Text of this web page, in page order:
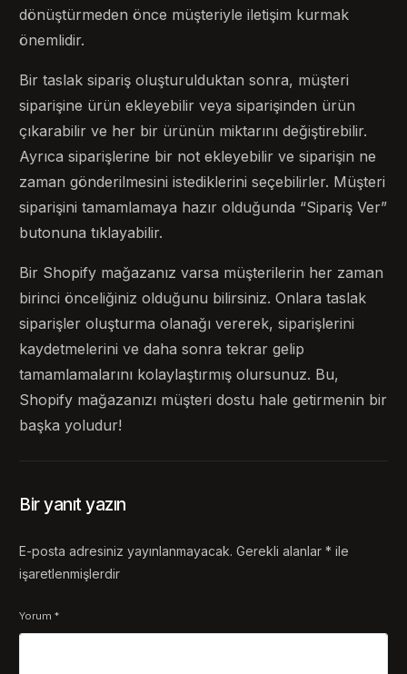
dönüştürmeden önce müşteriyle iletişim kurmak
önemlidir.
Bir taslak sipariş oluşturulduktan sonra, müşteri
siparişine ürün ekleyebilir veya siparişinden ürün
çıkarabilir ve her bir ürünün miktarını değiştirebilir.
Ayrıca siparişlerine bir not ekleyebilir ve siparişin ne
zaman gönderilmesini istediklerini seçebilirler. Müşteri
siparişini tamamlamaya hazır olduğunda “Sipariş Ver”
butonuna tıklayabilir.
Bir Shopify mağazanız varsa müşterilerin her zaman
birinci önceliğiniz olduğunu bilirsiniz. Onlara taslak
siparişler oluşturma olanağı vererek, siparişlerini
kaydetmelerini ve daha sonra tekrar gelip
tamamlamalarını kolaylaştırmış olursunuz. Bu,
Shopify mağazanızı müşteri dostu hale getirmenin bir
başka yoludur!
Bir yanıt yazın
E-posta adresiniz yayınlanmayacak. Gerekli alanlar* ile
işaretlenmişlerdir
Yorum*